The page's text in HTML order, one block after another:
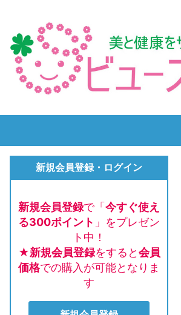
新規会員登録・ログイン
新規会員登録で「今すぐ使え
る300ポイント 」をプレゼン
ト中！
★新規会員登録をすると会員
価格での購入が可能となりま
す